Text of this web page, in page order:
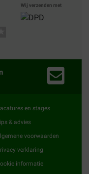
Wij verzenden met
en stages
& advies
voorwaarden
verklaring
informatie